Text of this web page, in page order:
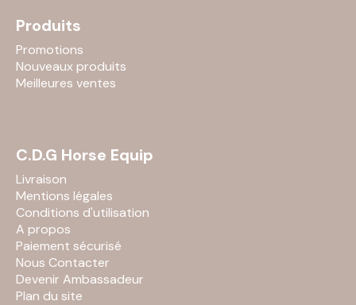
Produits
Promotions
Nouveaux produits
Meilleures ventes
C.D.G Horse Equip
Livraison
Mentions légales
Conditions d'utilisation
A propos
Paiement sécurisé
Nous Contacter
Devenir Ambassadeur
Plan du site